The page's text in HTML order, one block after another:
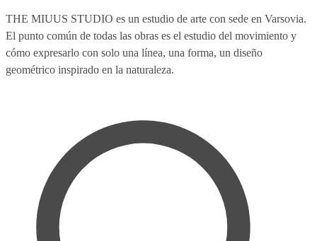
THE MIUUS STUDIO es un estudio de arte con sede en Varsovia.
El punto común de todas las obras es el estudio del movimiento y
cómo expresarlo con solo una línea, una forma, un diseño
geométrico inspirado en la naturaleza.